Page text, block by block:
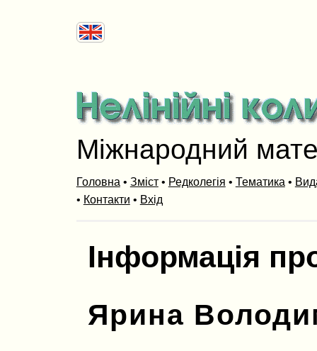
Міжнародний
Головна • Зміст• Редколегія • Тематика •
• Контакти • Вхід
Інформація
Ярина